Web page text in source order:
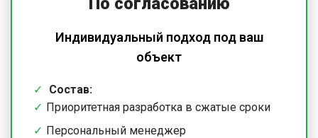
Индивидуальный подход под ваш
объект
Состав:
Приоритетная разработка в сжатые сроки
Персональный менеджер